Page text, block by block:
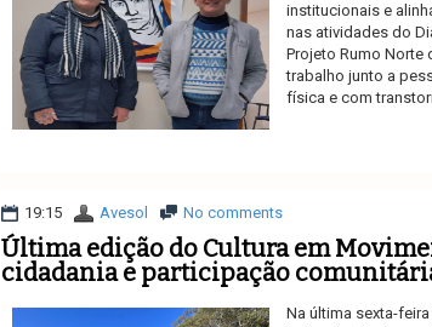
institucionais e
nas atividades do
Projeto Rumo Norte
trabalho junto a
física e com
19:15 Avesol No comments
Última edição do Cultura em
cidadania e participação
Na última sexta-